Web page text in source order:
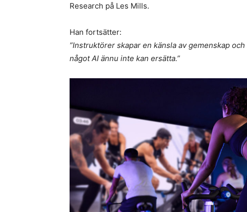
Research på Les Mills.
Han fortsätter:
”Instruktörer skapar en känsla av gemenskap
något AI ännu inte kan ersätta.”